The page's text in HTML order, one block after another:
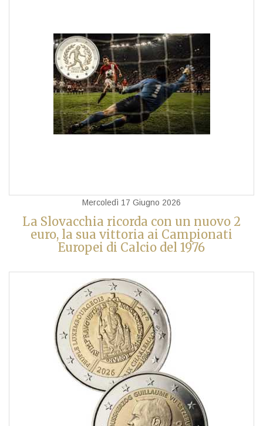
Mercoledì 17 Giugno 2026
La Slovacchia ricorda con un nuovo 2
euro, la sua vittoria ai Campionati
Europei di Calcio del 1976